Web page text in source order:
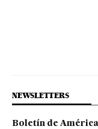
NEWSLETTERS
Boletín de América